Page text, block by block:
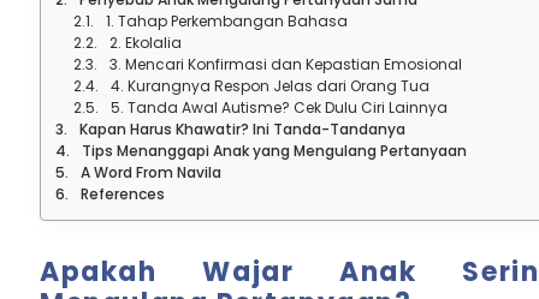
1. Tahap Perkembangan Bahasa
2. Ekolalia
3. Mencari Konfirmasi dan Kepastian Emosional
4. Kurangnya Respon Jelas dari Orang Tua
5. Tanda Awal Autisme? Cek Dulu Ciri Lainnya
Kapan Harus Khawatir? Ini Tanda-Tandanya
Tips Menanggapi Anak yang Mengulang Pertanyaan
A Word From Navila
References
Apakah Wajar Anak